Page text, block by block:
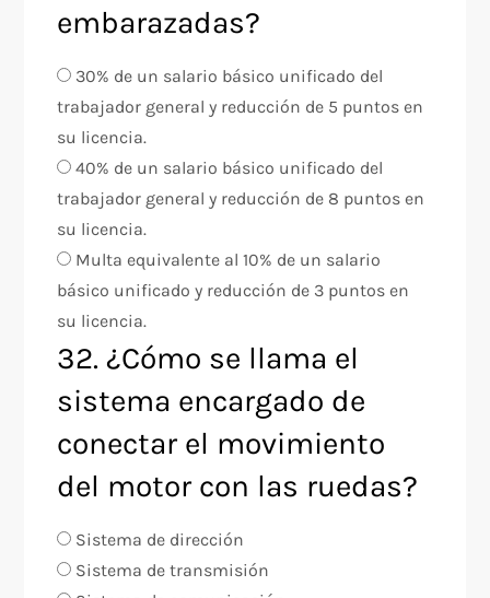
embarazadas?
30% de un salario básico unificado del
trabajador general y reducción de 5 puntos en
su licencia.
40% de un salario básico unificado del
trabajador general y reducción de 8 puntos en
su licencia.
Multa equivalente al 10% de un salario
básico unificado y reducción de 3 puntos en
su licencia.
32. ¿Cómo se llama el
sistema encargado de
conectar el movimiento
del motor con las ruedas?
Sistema de dirección
Sistema de transmisión